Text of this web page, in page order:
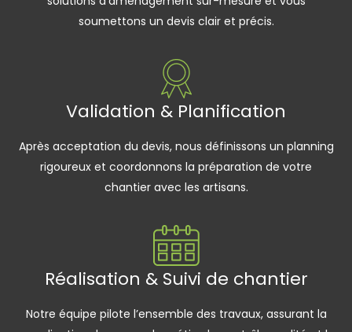
soumettons un devis clair et précis.
Validation & Planification
Après acceptation du devis, nous définissons un planning
rigoureux et coordonnons la préparation de votre
chantier avec les artisans.
Réalisation & Suivi de chantier
Notre équipe pilote l’ensemble des travaux, assurant la